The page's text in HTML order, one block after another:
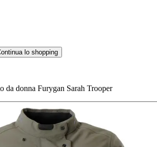
lo shopping
da donna Furygan Sarah Trooper